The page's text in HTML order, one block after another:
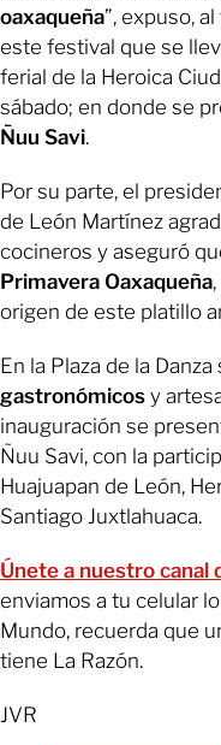
oaxaqueña”, expuso,
este festival que se
ferial de la Heroica
sábado; en donde se
Ñuu Savi.
Por su parte, el
de León Martínez
cocineros y aseguró
Primavera Oaxaqueña
origen de este platillo
En la Plaza de la
gastronómicos y
inauguración se
Ñuu Savi, con la
Huajuapan de León,
Santiago Juxtlahuaca.
Únete a nuestro canal
enviamos a tu celular
Mundo, recuerda que
tiene La Razón.
JVR